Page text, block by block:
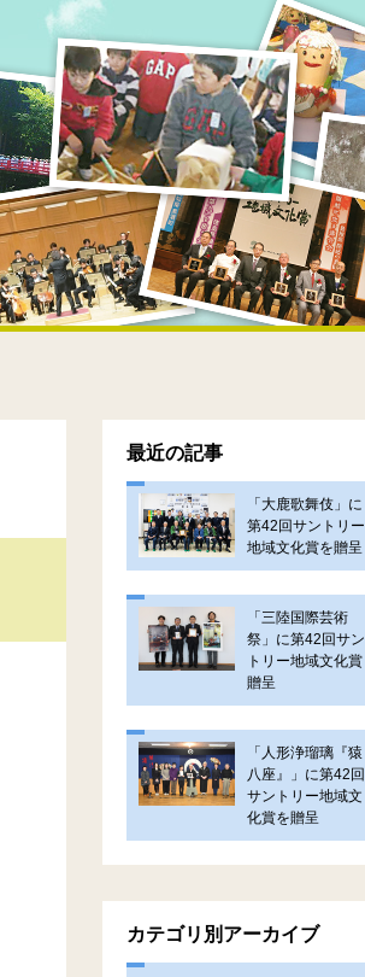
最近の記事
「大鹿歌舞伎」に
第42回サントリー
地域文化賞を贈呈
「三陸国際芸術
祭」に第42回サン
トリー地域文化賞
贈呈
「人形浄瑠璃『猿
八座』」に第42回
サントリー地域文
化賞を贈呈
カテゴリ別アーカイブ